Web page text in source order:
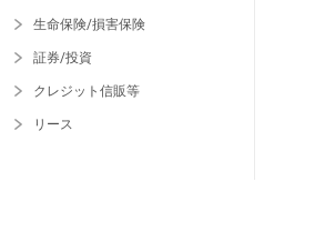
生命保険/損害保険
証券/投資
クレジット信販等
リース